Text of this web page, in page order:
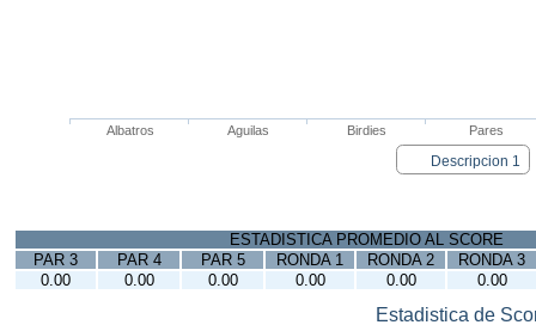
Descripcion 1
Albatros Aguilas Birdies Pares
ESTADISTICA PROMEDIO AL SCORE
PAR 3
PAR 4 PAR 5 RONDA 1 RONDA 2
RONDA 3
0.00
0.00 0.00 0.00 0.00 0.00
Estadistica de